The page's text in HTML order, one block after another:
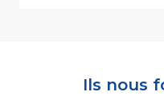
Ils nous